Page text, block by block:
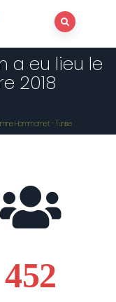
a eu lieu le
2018
Hammamet - Tunisie
452